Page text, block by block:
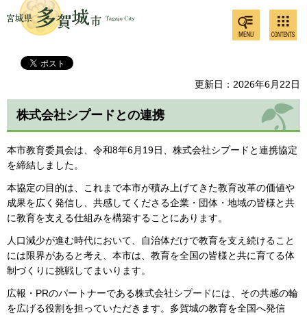
多賀城市
ンツメ
ニュー
共通メ
ニュー
更新日：2026年6月22日
株式会社シプードとの連携
本市教育委員会は、令和8年6月19日、株式会社シプードと連携協定
を締結しました。
本協定の目的は、これまで本市が積み上げてきた教育改革の価値や
成果を広く発信し、共感してくださる企業・団体・地域の皆様と共
に教育を支える仕組みを構築することにあります。
人口減少が進む時代において、自治体だけで教育を支え続けること
には限界があると考え、本市は、教育を全国の皆様と共に育てる体
制づくりに挑戦してまいります。
広報・PRのパートナーである株式会社シプードには、その共感の輪
を広げる役割を担っていただきます。多賀城の教育を全国へ発信